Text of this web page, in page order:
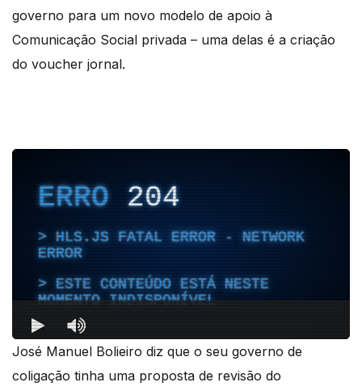
governo para um novo modelo de apoio à
Comunicação Social privada – uma delas é a criação
do voucher jornal.
José Manuel Bolieiro diz que o seu governo de
coligação tinha uma proposta de revisão do